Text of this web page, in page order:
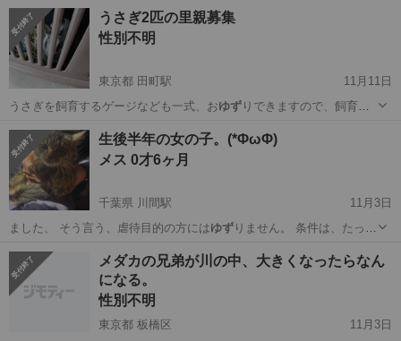
福島 福島市 福島駅 猫 ゆず
うさぎ2匹の里親募集
性別不明
東京都 田町駅
11月11日
うさぎを飼育するゲージなども一式、おゆずりできますので、飼育用
東京 港区 田町駅 その他
生後半年の女の子。(*ΦωΦ)
メス 0才6ヶ月
千葉県 川間駅
11月3日
ました、 そう言う、虐待目的の方にはゆずりません。 条件は、たった
千葉 川間駅 猫 タイミング
メダカの兄弟が川の中、大きくなったらなん
になる。
性別不明
東京都 板橋区
11月3日